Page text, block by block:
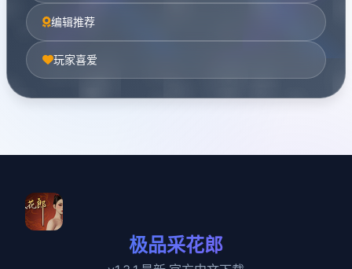
编辑推荐
玩家喜爱
极品采花郎